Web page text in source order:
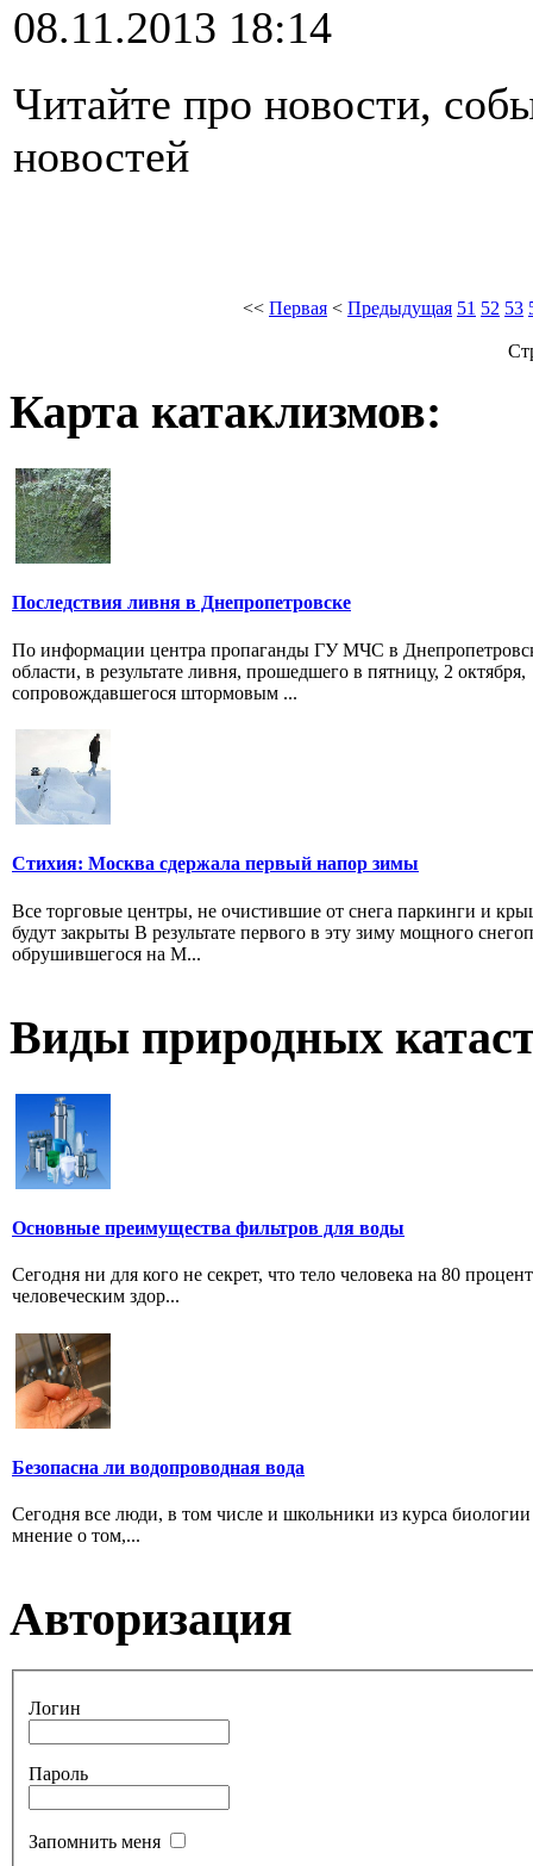
08.11.2013 18:14
Читайте про новости,
новостей
<< Первая < Предыдущая 51 52 53
Карта катаклизмов:
Последствия ливня в Днепропетровске
По информации центра пропаганды ГУ МЧС в
области, в результате ливня, прошедшего в пятницу, 2 октября,
сопровождавшегося штормовым ...
Стихия: Москва сдержала первый напор зимы
Все торговые центры, не очистившие от снега паркинги и
будут закрыты В результате первого в эту зиму мощного
обрушившегося на М...
Виды природных
Основные преимущества фильтров для воды
Сегодня ни для кого не секрет, что тело человека на 80
человеческим здор...
Безопасна ли водопроводная вода
Сегодня все люди, в том числе и школьники из курса
мнение о том,...
Авторизация
Логин
Пароль
Запомнить меня